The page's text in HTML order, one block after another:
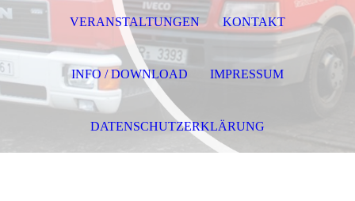
VERANSTALTUNGEN KONTAKT
INFO / DOWNLOAD IMPRESSUM
DATENSCHUTZERKLÄRUNG